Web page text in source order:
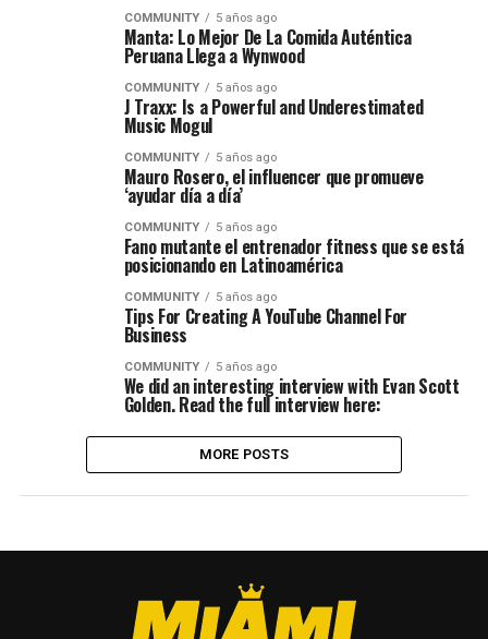
COMMUNITY 5 años ago
Manta: Lo Mejor De La Comida Auténtica
Peruana Llega a Wynwood
COMMUNITY 5 años ago
J Traxx: Is a Powerful and Underestimated
Music Mogul
COMMUNITY 5 años ago
Mauro Rosero, el influencer que promueve
‘ayudar día a día’
COMMUNITY 5 años ago
Fano mutante el entrenador fitness que se está
posicionando en Latinoamérica
COMMUNITY 5 años ago
Tips For Creating A YouTube Channel For
Business
COMMUNITY 5 años ago
We did an interesting interview with Evan Scott
Golden. Read the full interview here:
MORE POSTS